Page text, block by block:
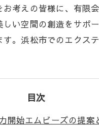
考えの皆様に、有限
い空間の創造をサポ
。浜松市でのエクス
目次
開始エムビーズの提案